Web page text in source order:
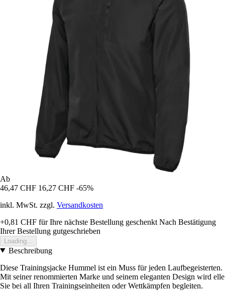
Ab
46,47 CHF 16,27 CHF -65%
inkl. MwSt. zzgl. Versandkosten
+0,81 CHF für Ihre nächste Bestellung geschenkt Nach Bestätigung
Ihrer Bestellung gutgeschrieben
Loading...
Beschreibung
Diese Trainingsjacke Hummel ist ein Muss für jeden Laufbegeisterten.
Mit seiner renommierten Marke und seinem eleganten Design wird elle
Sie bei all Ihren Trainingseinheiten oder Wettkämpfen begleiten.